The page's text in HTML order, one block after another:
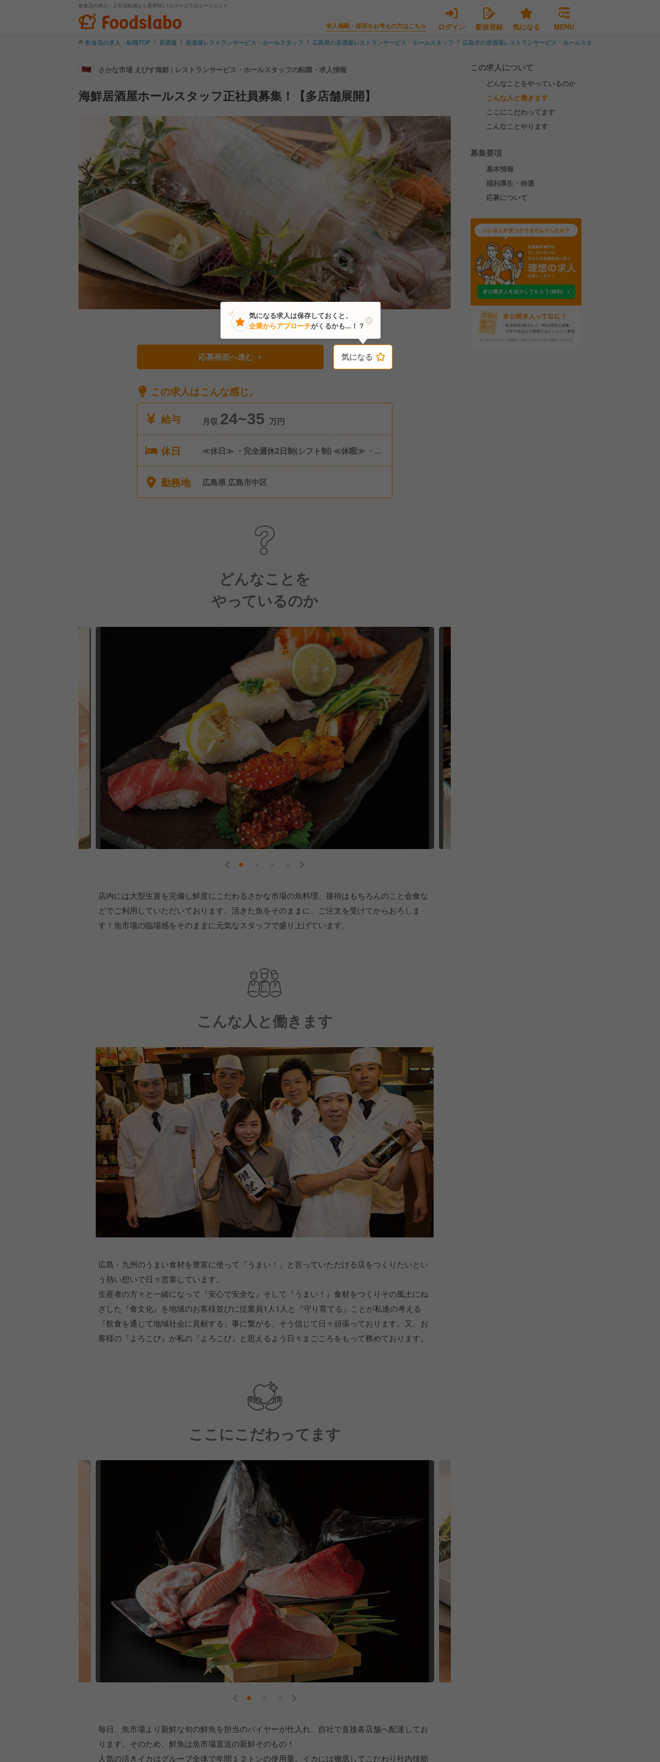
飲食店の求人・正社員転職なら業界NO.1のフーズラボエージェント
求人掲載・採用をお考えの方はこちら ログイン 新規登録 気になる MENU
飲食店の求人・転職TOP 居酒屋 居酒屋レストランサービス・ホールスタッフ 広島県の居酒屋レストランサービス・ホールスタッフ 広島市の居酒屋レストランサービス・ホールスタッフ
さかな市場 えびす海鮮 | レストランサービス・ホールスタッフの転職・求人情報
海鮮居酒屋ホールスタッフ正社員募集！【多店舗展開】
応募画面へ進む 気になる
この求人はこんな感じ。
給与
月収 24~35 万円
休日
≪休日≫ ・完全週休2日制(シフト制) ≪休暇≫ ・有
勤務地 広島県 広島市中区
どんなことを
やっているのか
店内には大型生簀を完備し鮮度にこだわるさかな市場の魚料理、接待はもちろんのこと会食な
どでご利用していただいております。活きた魚をそのままに、ご注文を受けてからおろしま
す！魚市場の臨場感をそのままに元気なスタッフで盛り上げています。
こんな人と働きます
広島・九州のうまい食材を豊富に使って『うまい！』と言っていただける店をつくりたいとい
う熱い想いで日々営業しています。
生産者の方々と一緒になって『安心で安全な』そして『うまい！』食材をつくりその風土にね
ざした『食文化』を地域のお客様並びに従業員1人1人と『守り育てる』ことが私達の考える
『飲食を通じて地域社会に貢献する』事に繋がる、そう信じて日々頑張っております。又、お
客様の『よろこび』が私の『よろこび』と思えるよう日々まごころをもって務めております。
ここにこだわってます
毎日、魚市場より新鮮な旬の鮮魚を担当のバイヤーが仕入れ、自社で直接各店舗へ配達してお
ります。そのため、鮮魚は魚市場直送の新鮮そのもの！
人気の活きイカはグループ全体で年間１２トンの使用量。イカには徹底してこだわり社内技能
この求人について
どんなことをやっているのか
こんな人と働きます
ここにこだわってます
こんなことやります
募集要項
基本情報
福利厚生・待遇
応募について
気になる
気になる求人は保存しておくと、
企業からアプローチがくるかも...！？